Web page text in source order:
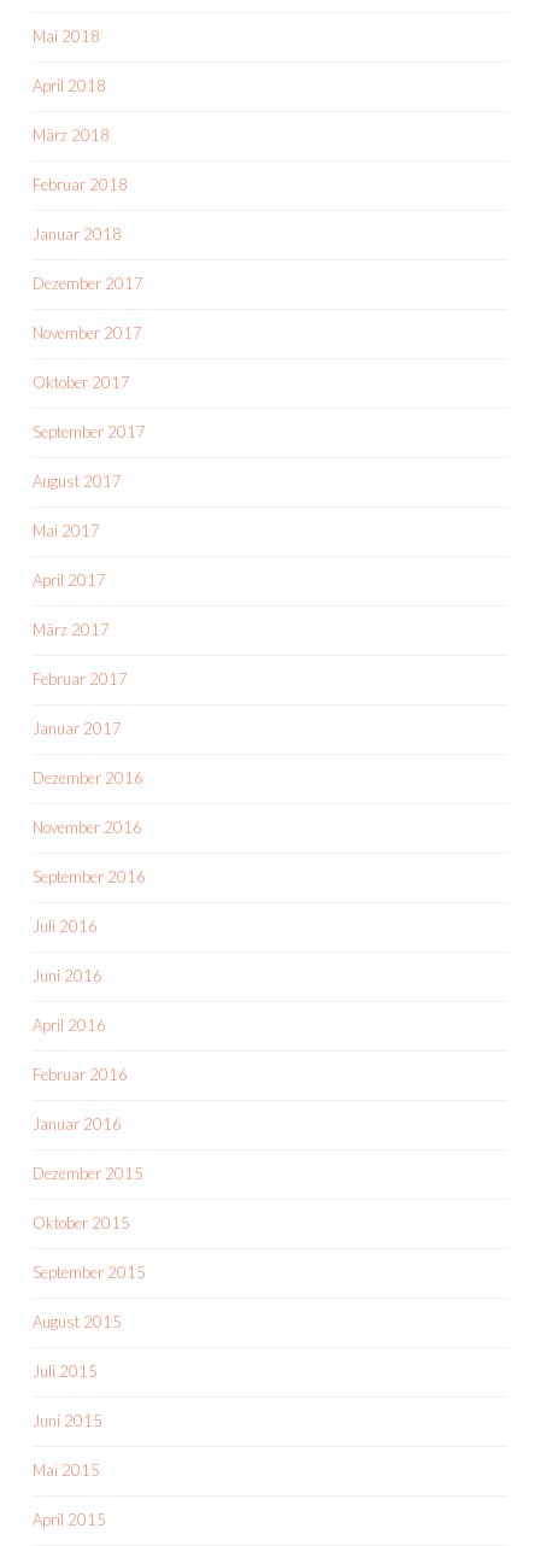
Mai 2018
April 2018
März 2018
Februar 2018
Januar 2018
Dezember 2017
November 2017
Oktober 2017
September 2017
August 2017
Mai 2017
April 2017
März 2017
Februar 2017
Januar 2017
Dezember 2016
November 2016
September 2016
Juli 2016
Juni 2016
April 2016
Februar 2016
Januar 2016
Dezember 2015
Oktober 2015
September 2015
August 2015
Juli 2015
Juni 2015
Mai 2015
April 2015